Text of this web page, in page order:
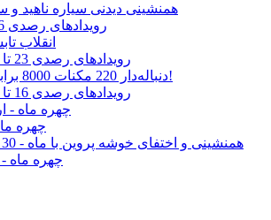
همنشینی دیدنی سیاره ناهید و
رویدادهای رصدی 6 تا 12 تیر 1405
انقلاب
رویدادهای رصدی 23 تا 31 خرداد 1405
دنباله‌دار 220 مکنات 8000 برابر درخشان شد!
رویدادهای رصدی 16 تا 22 خرداد 1405
چهره ماه -
چهره ماه
همنشینی و اختفای خوشه پروین با ماه - 30 فروردین 1405
چهره ماه -